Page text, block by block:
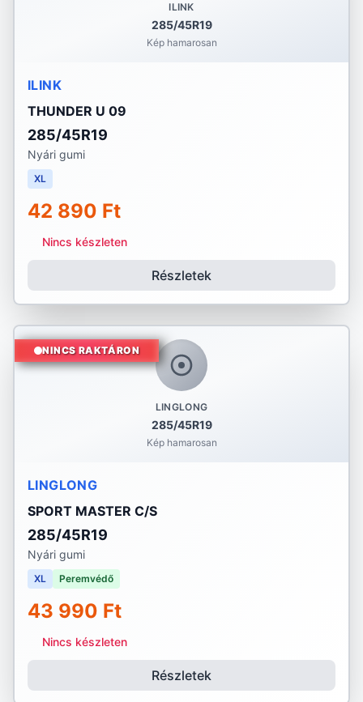
ILINK
285/45R19
Kép hamarosan
ILINK
THUNDER U 09
285/45R19
Nyári gumi
XL
42 890 Ft
Nincs készleten
Részletek
LINGLONG
285/45R19
Kép hamarosan
NINCS RAKTÁRON
LINGLONG
SPORT MASTER C/S
285/45R19
Nyári gumi
XL Peremvédő
43 990 Ft
Nincs készleten
Részletek